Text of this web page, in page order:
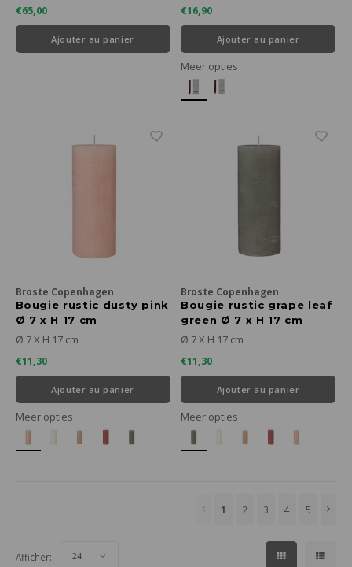
€65,00
Ajouter au panier
€16,90
Ajouter au panier
Meer opties
Broste Copenhagen
Bougie rustic dusty pink
Ø 7 x H 17 cm
Ø 7 X H 17 cm
€11,30
Ajouter au panier
Meer opties
Broste Copenhagen
Bougie rustic grape leaf
green Ø 7 x H 17 cm
Ø 7 X H 17 cm
€11,30
Ajouter au panier
Meer opties
1 2 3 4 5
Afficher: 24